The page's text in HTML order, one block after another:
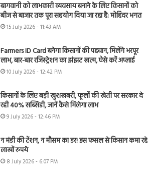
बागवानी को लाभकारी व्यवसाय बनाने के लिए किसानों को
बीज से बाजार तक पूरा सहयोग दिया जा रहा है: मोहिंदर भगत
15 July 2026 - 11:43 AM
Farmers ID Card बनेगा किसानों की पहचान, मिलेंगे भरपूर
लाभ, बार-बार रजिस्ट्रेशन का झंझट खत्म, ऐसे करें अप्लाई
10 July 2026 - 12:42 PM
किसानों के लिए बड़ी खुशखबरी, फूलों की खेती पर सरकार दे
रही 40% सब्सिडी, जानें कैसे मिलेगा लाभ
9 July 2026 - 12:46 PM
न मंडी की टेंशन, न मौसम का डर! इस फसल से किसान कमा रहे
लाखों रुपये
8 July 2026 - 6:07 PM